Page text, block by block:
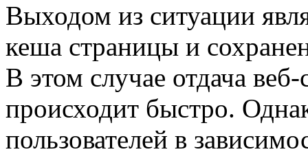
Выходом из ситуации
кеша страницы и
В этом случае отдача
происходит быстро.
пользователей в